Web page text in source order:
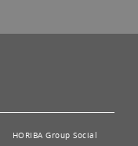
HORIBA Group Social